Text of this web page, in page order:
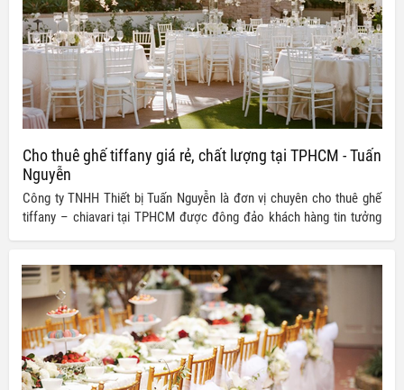
Cho thuê ghế tiffany giá rẻ, chất lượng tại TPHCM - Tuấn
Nguyễn
Công ty TNHH Thiết bị Tuấn Nguyễn là đơn vị chuyên cho thuê ghế
tiffany – chiavari tại TPHCM được đông đảo khách hàng tin tưởng
từ kiểu dáng đến kích cỡ, mẫu mã